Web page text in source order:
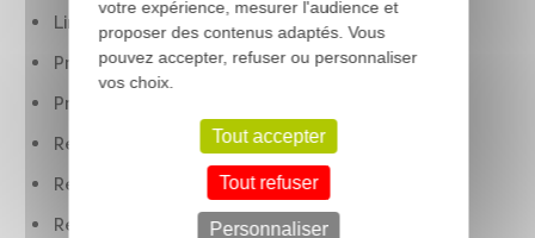
Limiteur de vitesse
Préparation Isofix
Prise(s) 12V : AV
Récupération d'énergie au freinage
Régulateur de vitesse
Réservoir principal 50 litres
votre expérience, mesurer l'audience et
proposer des contenus adaptés. Vous
pouvez accepter, refuser ou personnaliser
vos choix.
Tout accepter
Tout refuser
Personnaliser